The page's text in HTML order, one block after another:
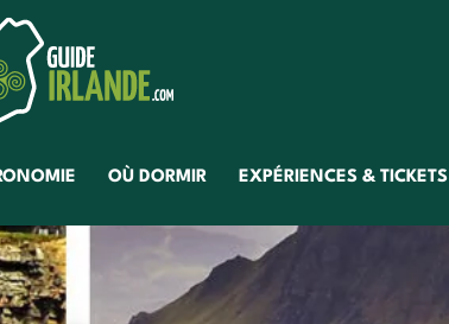
OÙ DORMIR EXPÉRIENCES & TICKETS